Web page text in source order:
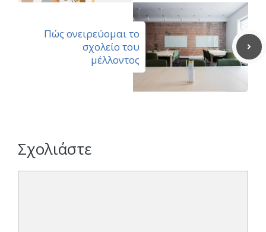
Πώς ονειρεύομαι το
σχολείο του
μέλλοντος
Σχολιάστε